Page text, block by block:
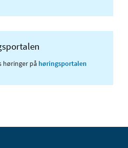
høringer på høringsportalen